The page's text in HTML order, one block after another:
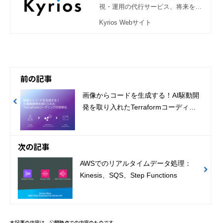
視・運用の代行サービス、将来を見
のビジネスを支援するクラウドトー
Kyrios Webサイト
前の記事
画像からコードを生成する！AI駆動開
発を取り入れたTerraformコーディン
次の記事
AWSでのリアルタイムデータ処理：
Kinesis、SQS、Step Functions